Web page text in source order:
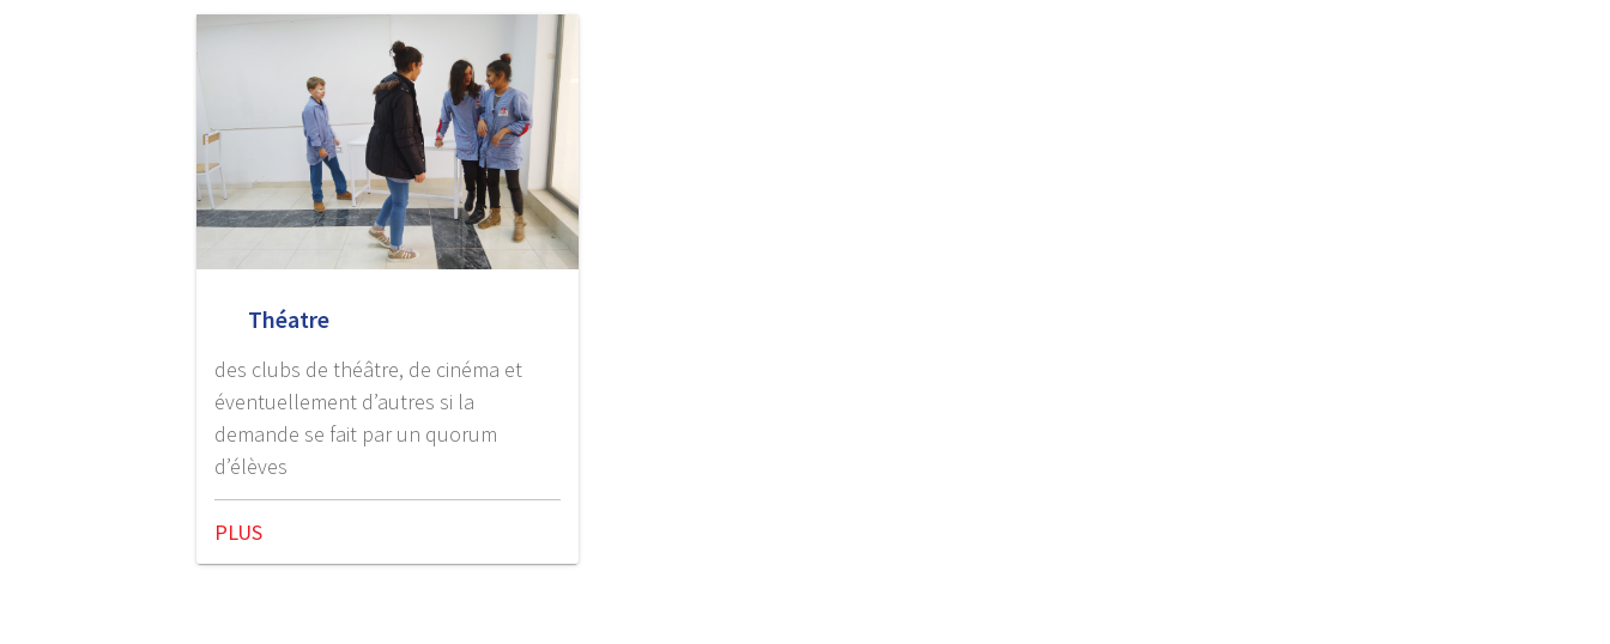
Théatre
des clubs de théâtre, de cinéma et
éventuellement d’autres si la
demande se fait par un quorum
d’élèves
PLUS